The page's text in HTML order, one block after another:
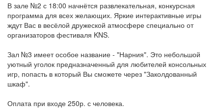
В зале №2 с 18:00 начнётся развлекательная, конкурсная
программа для всех желающих. Яркие интерактивные игры
ждут Вас в весёлой дружеской атмосфере специально от
организаторов фестиваля KNS.
Зал №3 имеет особое название - "Нарния". Это небольшой
уютный уголок предназначенный для любителей консольных
игр, попасть в который Вы сможете через "Заколдованный
шкаф".
Оплата при входе 250р. с человека.